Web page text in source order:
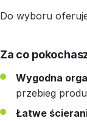
Do wyboru
Za co
Wygodna
przebieg
Łatwe